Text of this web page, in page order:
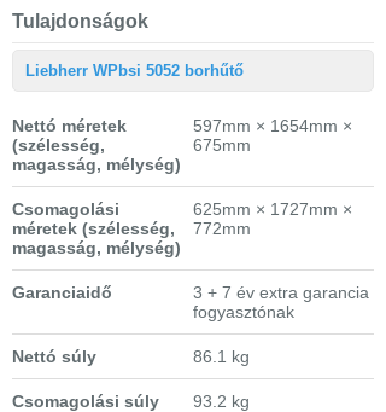
Tulajdonságok
Liebherr WPbsi 5052 borhűtő
Nettó méretek
(szélesség,
magasság, mélység)
597mm × 1654mm ×
675mm
Csomagolási
méretek (szélesség,
magasság, mélység)
625mm × 1727mm ×
772mm
Garanciaidő
3 + 7 év extra garancia
fogyasztónak
Nettó súly 86.1 kg
Csomagolási súly 93.2 kg